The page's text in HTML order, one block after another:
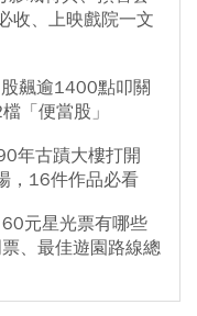
收、上映戲院一文
飆逾1400點叩關
「便當股」
年古蹟大樓打開
，16件作品必看
元星光票有哪些
、最佳遊園路線總